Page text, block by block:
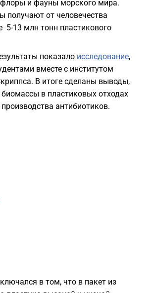
и фауны морского мира.
получают от человечества
5-13 млн тонн пластикового
показало исследование,
вместе с институтом
В итоге сделаны выводы,
в пластиковых отходах
антибиотиков.
в том, что в пакет из